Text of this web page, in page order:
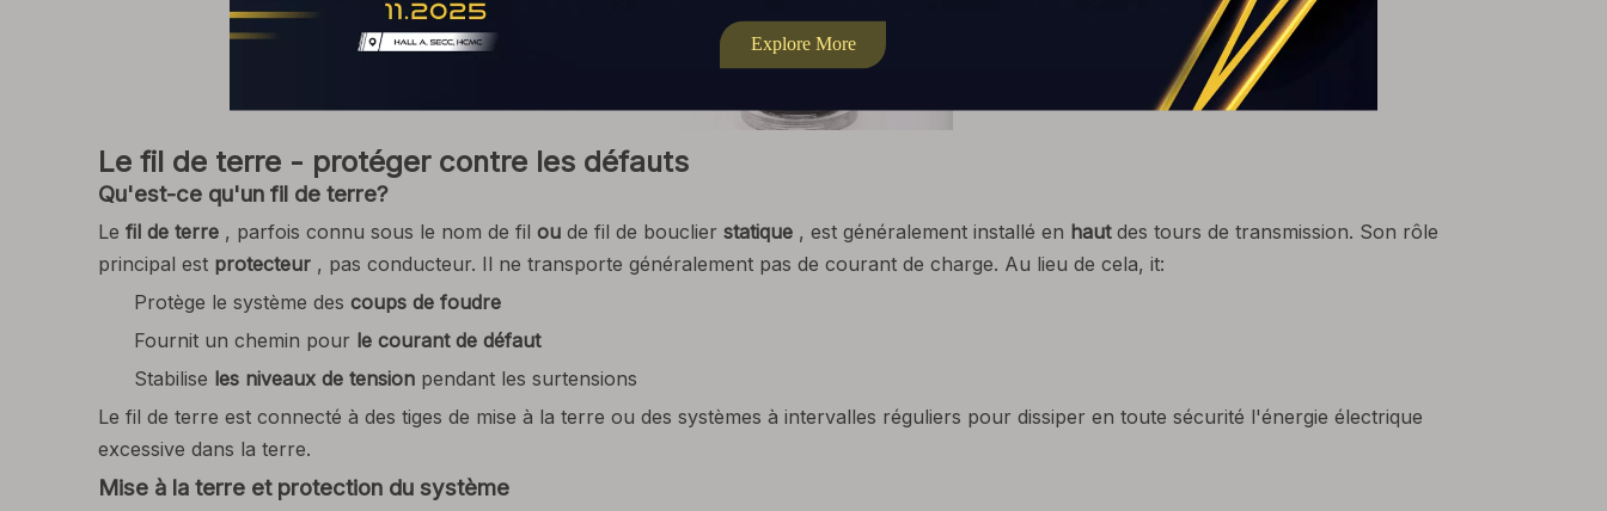
Le fil de terre - protéger contre les défauts
Qu'est-ce qu'un fil de terre?
Le fil de terre , parfois connu sous le nom de fil ou de fil de bouclier statique , est généralement installé en haut des tours de transmission. Son rôle
principal est protecteur , pas conducteur. Il ne transporte généralement pas de courant de charge. Au lieu de cela, it:
Protège le système des coups de foudre
Fournit un chemin pour le courant de défaut
Stabilise les niveaux de tension pendant les surtensions
Le fil de terre est connecté à des tiges de mise à la terre ou des systèmes à intervalles réguliers pour dissiper en toute sécurité l'énergie électrique
excessive dans la terre.
Mise à la terre et protection du système